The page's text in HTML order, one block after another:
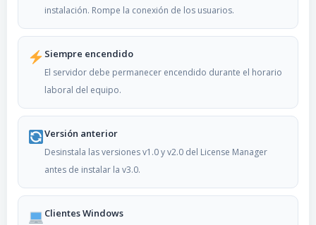
instalación. Rompe la conexión de los usuarios.
Siempre encendido
El servidor debe permanecer encendido durante el horario
laboral del equipo.
Versión anterior
Desinstala las versiones v1.0 y v2.0 del License Manager
antes de instalar la v3.0.
Clientes Windows